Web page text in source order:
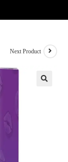
Next Product